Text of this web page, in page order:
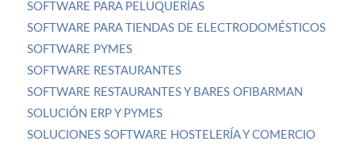
SOFTWARE PARA PELUQUERÍAS
SOFTWARE PARA TIENDAS DE ELECTRODOMÉSTICOS
SOFTWARE PYMES
SOFTWARE RESTAURANTES
SOFTWARE RESTAURANTES Y BARES OFIBARMAN
SOLUCIÓN ERP Y PYMES
SOLUCIONES SOFTWARE HOSTELERÍA Y COMERCIO